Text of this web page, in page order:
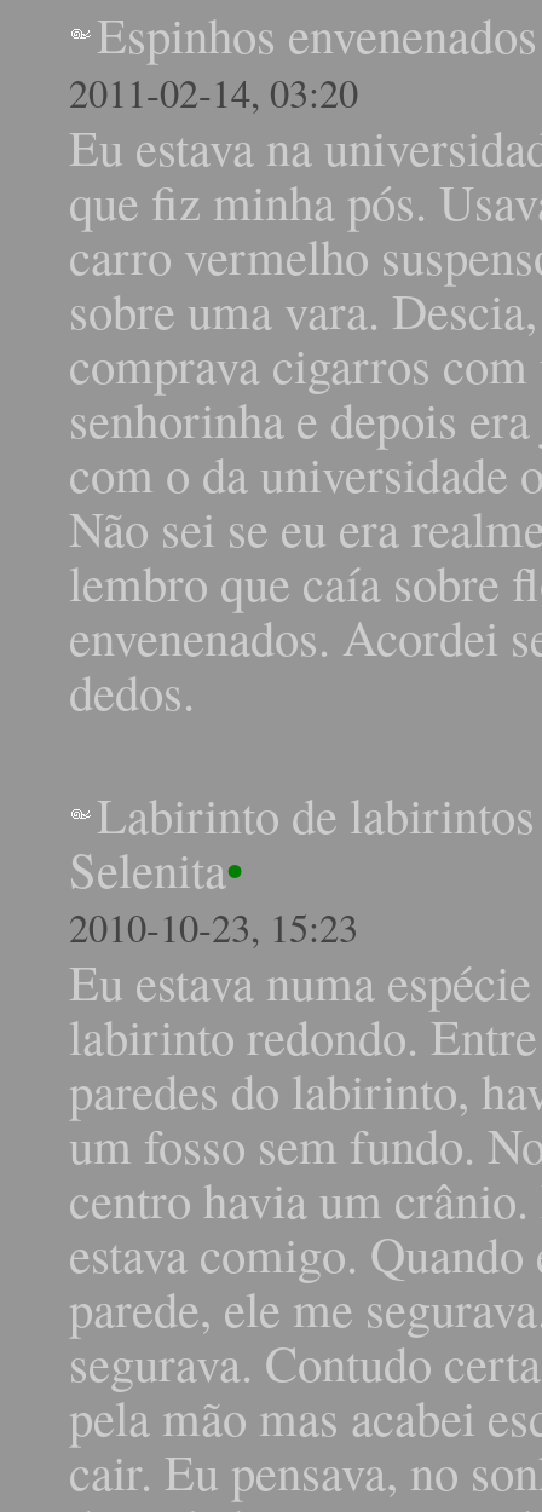
Espinhos envenenados
2011-02-14, 03:20
Eu estava na
que fiz minha pós.
carro vermelho
sobre uma vara. Descia,
comprava cigarros com
senhorinha e depois
com o da universidade
Não sei se eu era
lembro que caía sobre
envenenados. Acordei
dedos.
Labirinto de
Selenita•
2010-10-23, 15:23
Eu estava numa
labirinto redondo.
paredes do labirinto,
um fosso sem fundo.
centro havia um crânio.
estava comigo.
parede, ele me
segurava. Contudo
pela mão mas acabei
cair. Eu pensava, no